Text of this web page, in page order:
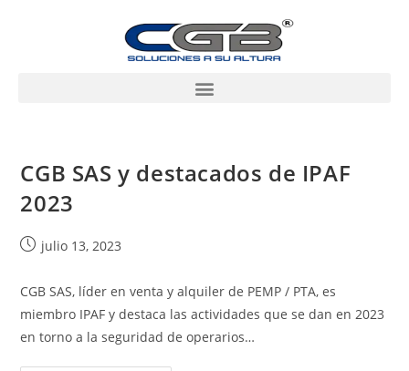
CGB SAS y destacados de IPAF
2023
julio 13, 2023
CGB SAS, líder en venta y alquiler de PEMP / PTA, es
miembro IPAF y destaca las actividades que se dan en 2023
en torno a la seguridad de operarios…